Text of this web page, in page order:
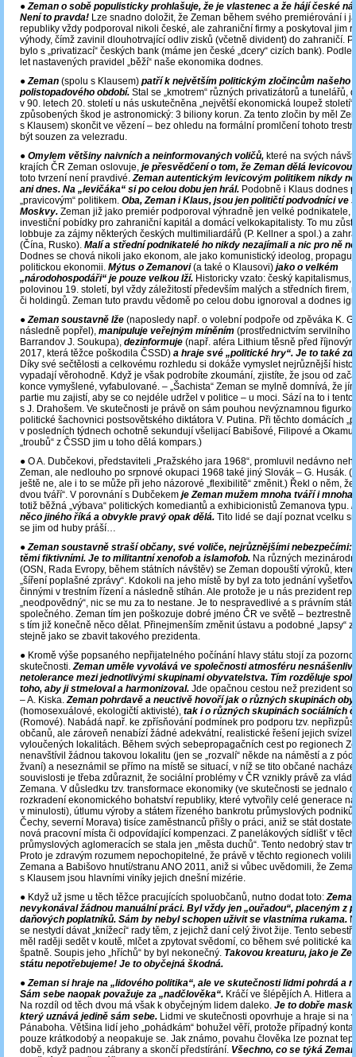
●Zeman o sobě populisticky prohlašuje, že je vlastenec a že hájí české
Není to pravda! Lze snadno doložit, že Zeman během svého premiérování i
republiky vždy podporoval nikoli české, ale zahraniční firmy a poskytoval jim
výhody, čímž zavinil dlouhotrvající odliv zisků (včetně divident) do zahraničí.
bylo s „privatizací“ českých bank (máme jen české „dcery“ cizích bank). Podle
let nastavených pravidel „běží“ naše ekonomika dodnes.
●Zeman (spolu s Klausem) patří k největším politickým zločincům našeho
polistopadového období. Stal se „kmotrem“ různých privatizátorů a tunelářů,
v 90. letech 20. století u nás uskutečněna „největší ekonomická loupež
způsobených škod je astronomický: 3 biliony korun. Za tento zločin by měl
s Klausem) skončit ve vězení – bez ohledu na formální promlčení tohoto
být souzen za velezradu.
● Omylem většiny naivních a neinformovaných voličů, které na svých
krajích ČR Zeman oslovuje, je přesvědčení o tom, že Zeman dělá
toto tvrzení není pravdivé.Zeman autentickým levicovým politikem nikdy
ani dnes. Na „levičáka“ si po celou dobu jen hrál. Podobně i Klaus dodnes
„pravicovým“ politikem. Oba, Zeman i Klaus, jsou jen političtí podvodníci ve
Moskvy. Zeman již jako premiér podporoval výhradně jen velké podnikatele,
investiční pobídky pro zahraniční kapitál a domácí velkokapitalisty. To mu
lobbuje za zájmy některých českých multimiliardářů (P. Kellner a spol.) a
(Čína, Rusko). Malí a střední podnikatelé ho nikdy nezajímali a nic pro ně
Dodnes se chová nikoli jako ekonom, ale jako komunistický ideolog,
politickou ekonomii. Mýtus o Zemanovi(a také o Klausovi) jako o velkém
„národohospodáři“ je pouze velkou lží. Historicky vzato: český kapitalismus,
polovinou 19. století, byl vždy záležitostí především malých a středních firem,
či holdingů. Zeman tuto pravdu vědomě po celou dobu ignoroval a dodnes
●Zeman soustavně lže (naposledy např. o volební podpoře od zpěváka K.
následně popřel), manipuluje veřejným míněním (prostřednictvím servilního
Barrandov J. Soukupa), dezinformuje (např. aféra Lithium těsně před
2017, která těžce poškodila ČSSD) a hraje své „politické hry“. Je to také
Díky své sečtělosti a celkovému rozhledu si dokáže vymyslet nejrůznější
vypadají věrohodně. Když je však podrobíte zkoumání, zjistíte, že jsou od
konce vymyšlené, vyfabulované. – „Šachista“ Zeman se mylně domnívá, že
partie mu zajistí, aby se co nejdéle udržel v politice – u moci. Sází na to i
s J. Drahošem. Ve skutečnosti je právě on sám pouhou nevýznamnou
politické šachovnici postsovětského diktátora V. Putina. Při těchto domácích
v posledních týdnech ochotně sekundují všelijací Babišové, Filipové a
„troubů“ z ČSSD jim u toho dělá kompars.)
● O A. Dubčekovi, představiteli „Pražského jara 1968“, promluvil nedávno
Zeman, ale nedlouho po srpnové okupaci 1968 také jiný Slovák – G. Husák.
ještě ne, ale i to se může při jeho názorové „flexibilitě“ změnit.) Řekl o něm, že
dvou tváří“. V porovnání s Dubčekem je Zeman mužem mnoha tváří i
totiž běžná „výbava“ politických komediantů a exhibicionistů Zemanova typu.
něco jiného říká a obvykle pravý opak dělá. Tito lidé se dají poznat vcelku
se jim od huby práší…
●Zeman soustavně straší občany, své voliče, nejrůznějšími nebezpečími:
těmi fiktivními. Je to militantní xenofob a islamofob. Na různých
(OSN, Rada Evropy, během státních návštěv) se Zeman dopouští výroků,
„šíření poplašné zprávy“. Kdokoli na jeho místě by byl za toto jednání
činnými v trestním řízení a následně stíhán. Ale protože je u nás prezident
„neodpovědný“, nic se mu za to nestane. Je to nespravedlivé a s právním
společného. Zeman tím jen poškozuje dobré jméno ČR ve světě – beztrestně.
s tím již konečně něco dělat. Přinejmenším změnit ústavu a podobné „lapsy“
stejně jako se zbavit takového prezidenta.
● Kromě výše popsaného nepřijatelného počínání hlavy státu stojí za
skutečnosti.Zeman uměle vyvolává ve společnosti atmosféru
netolerance mezi jednotlivými skupinami obyvatelstva. Tím rozděluje
toho, aby ji stmeloval a harmonizoval. Jde opačnou cestou než prezident
– A. Kiska.Zeman pohrdavě a neuctivě hovoří jak o různých skupinách
(homosexuálové, ekologičtí aktivisté), tak i o různých skupinách sociálních
(Romové). Nabádá např. ke zpřísňování podmínek pro podporu tzv.
občanů, ale zároveň nenabízí žádné adekvátní, realistické řešení jejich
vyloučených lokalitách. Během svých sebepropagačních cest po regionech
nenavštívil žádnou takovou lokalitu (jen se „rozvalí“ někde na náměstí a z
žvaní) a neseznámil se přímo na místě se situací, v níž se tito občané
souvislosti je třeba zdůraznit, že sociální problémy v ČR vznikly právě za vlád
Zemana. V důsledku tzv. transformace ekonomiky (ve skutečnosti se jednalo
rozkradení ekonomického bohatství republiky, které vytvořily celé generace
v minulosti), útlumu výroby a státem řízeného bankrotu průmyslových
Čechy, severní Morava) tisíce zaměstnanců přišly o práci, aniž se stát
nová pracovní místa či odpovídající kompenzaci. Z panelákových sídlišť v
průmyslových aglomeracích se stala jen „města duchů“. Tento nedobrý stav
Proto je zdravým rozumem nepochopitelné, že právě v těchto regionech volili
Zemana a Babišovo hnutí/stranu ANO 2011, aniž si vůbec uvědomili, že
s Klausem jsou hlavními viníky jejich dnešní mizérie.
● Když už jsme u těch těžce pracujících spoluobčanů, nutno dodat toto:
nevykonával žádnou manuální práci. Byl vždy jen „ouřadou“, placeným z
daňových poplatníků. Sám by nebyl schopen uživit se vlastníma rukama.
se nestydí dávat „knížecí“ rady těm, z jejichž daní celý život žije. Tento
měl raději sedět v koutě, mlčet a zpytovat svědomí, co během své politické
špatně. Soupis jeho „hříchů“ by byl nekonečný. Takovou kreaturu, jako je
státu nepotřebujeme! Je to obyčejná škodná.
●Zeman si hraje na „lidového politika“, ale ve skutečnosti lidmi pohrdá a
Sám sebe naopak považuje za „nadčlověka“. Kráčí ve šlépějích A. Hitlera a
Na rozdíl od těch dvou má však k obyčejným lidem daleko. Je to dobře
který uznává jedině sám sebe. Lidmi ve skutečnosti opovrhuje a hraje si na
Pánaboha. Většina lidí jeho „pohádkám“ bohužel věří, protože případný
pouze krátkodobý a neopakuje se. Jak známo, povahu člověka lze poznat
době, když padnou zábrany a skončí předstírání. Všechno, co se týká